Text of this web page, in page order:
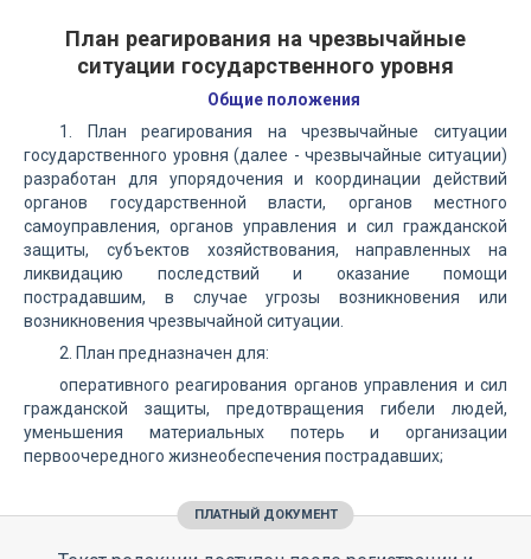
План реагирования на чрезвычайные
ситуации государственного уровня
Общие положения
1. План реагирования на чрезвычайные ситуации
государственного уровня (далее - чрезвычайные ситуации)
разработан для упорядочения и координации действий
органов государственной власти, органов местного
самоуправления, органов управления и сил гражданской
защиты, субъектов хозяйствования, направленных на
ликвидацию последствий и оказание помощи
пострадавшим, в случае угрозы возникновения или
возникновения чрезвычайной ситуации.
2. План предназначен для:
оперативного реагирования органов управления и сил
гражданской защиты, предотвращения гибели людей,
уменьшения материальных потерь и организации
первоочередного жизнеобеспечения пострадавших;
ПЛАТНЫЙ ДОКУМЕНТ